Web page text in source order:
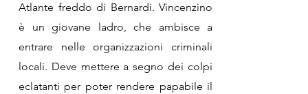
Atlante freddo di Bernardi. Vincenzino
è un giovane ladro, che ambisce a
entrare nelle organizzazioni criminali
locali. Deve mettere a segno dei colpi
eclatanti per poter rendere papabile il